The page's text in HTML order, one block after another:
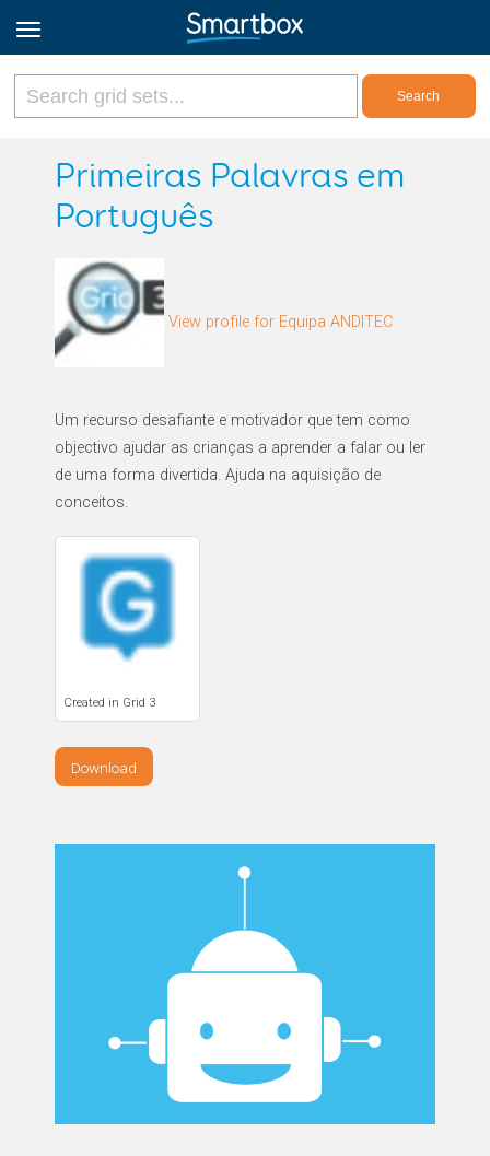
Online Grids
Log in
Primeiras Palavras em
Português
View profile for Equipa ANDITEC
Um recurso desafiante e motivador que tem como
objectivo ajudar as crianças a aprender a falar ou ler
de uma forma divertida. Ajuda na aquisição de
Created in Grid 3
Download